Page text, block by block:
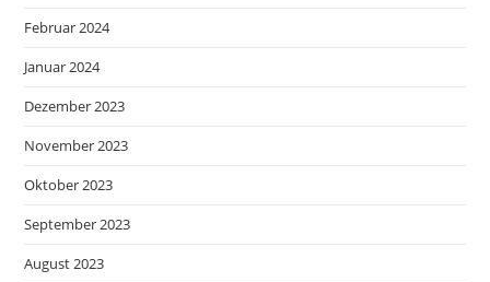
Februar 2024
Januar 2024
Dezember 2023
November 2023
Oktober 2023
September 2023
August 2023